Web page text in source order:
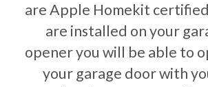
are Apple Homekit
are installed on your
opener you will be able to
your garage door with